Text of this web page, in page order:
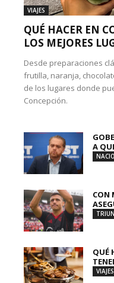
VIAJES
QUÉ HACER EN
LOS MEJORES
Desde preparaciones
frutilla, naranja,
de los lugares donde
Concepción.
A
CON
QUÉ
VIAJES